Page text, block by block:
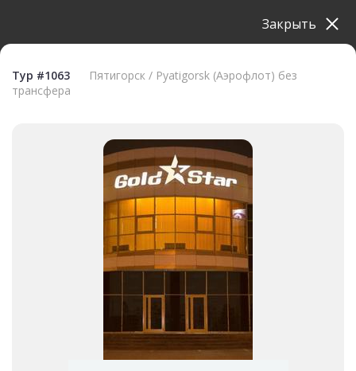
Тур #1063
Пятигорск / Pyatigorsk (Аэрофлот) без
трансфера
Закрыть